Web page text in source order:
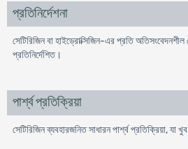
প্রতিনির্দেশনা
সেটিরিজিন বা হাইড্রোক্সিজিন-এর প্রতি অতিসংবেদনশীল
প্রতিনির্দেশিত।
পার্শ্ব প্রতিক্রিয়া
সেটিরিজিন ব্যবহারজনিত সাধারন পার্শ্ব প্রতিক্রিয়া, যা